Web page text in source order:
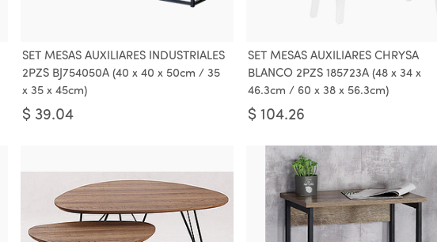
SET MESAS AUXILIARES INDUSTRIALES
2PZS BJ754050A (40 x 40 x 50cm / 35
x 35 x 45cm)
$ 39.04
SET MESAS AUXILIARES CHRYSA
BLANCO 2PZS 185723A (48 x 34 x
46.3cm / 60 x 38 x 56.3cm)
$ 104.26